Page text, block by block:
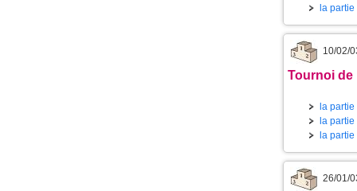
la partie
10/02/
Tournoi de
la partie
la partie
la partie
26/01/